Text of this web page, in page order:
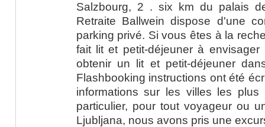
Salzbourg, 2 . six km du palais
Retraite Ballwein dispose d'une
parking privé. Si vous êtes à la
fait lit et petit-déjeuner à
obtenir un lit et petit-déjeuner
Flashbooking instructions ont été
informations sur les villes les
particulier, pour tout voyageur ou
Ljubljana, nous avons pris une